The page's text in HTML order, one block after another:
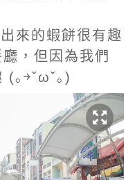
來的蝦餅很有趣
，但因為我們
(｡￫ˇωˇ｡)